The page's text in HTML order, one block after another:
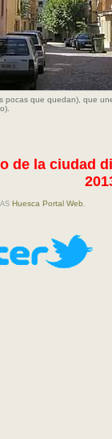
pocas que quedan), que
de la ciudad
Huesca Portal Web .